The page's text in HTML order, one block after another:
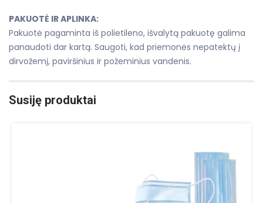
PAKUOTĖ IR APLINKA:
Pakuotė pagaminta iš polietileno, išvalytą pakuotę galima
panaudoti dar kartą. Saugoti, kad priemonės nepatektų į
dirvožemį, paviršinius ir požeminius vandenis.
Susiję produktai